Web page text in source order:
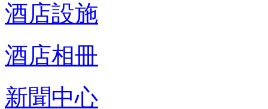
酒店設施
酒店相冊
新聞中心